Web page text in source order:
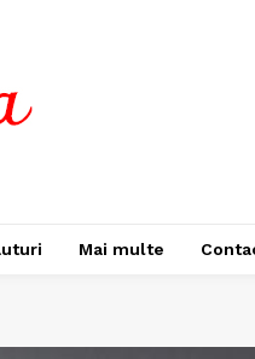
Mai multe